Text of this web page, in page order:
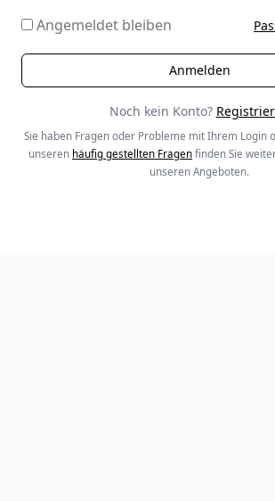
Angemeldet bleiben
Noch kein Konto?
Sie haben Fragen oder Probleme mit Ihrem Login
unseren häufig gestellten Fragen finden Sie
unseren Angeboten.